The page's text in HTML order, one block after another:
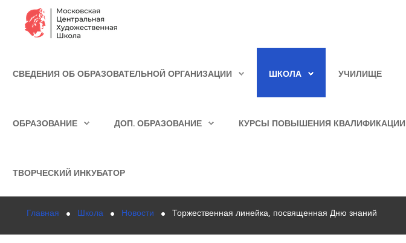
Образование
СВЕДЕНИЯ ОБ ОБРАЗОВАТЕЛЬНОЙ ОРГАНИЗАЦИИ ШКОЛА УЧИЛИЩЕ
ОБРАЗОВАНИЕ ДОП. ОБРАЗОВАНИЕ КУРСЫ ПОВЫШЕНИЯ КВАЛИФИКАЦИИ
ТВОРЧЕСКИЙ ИНКУБАТОР
Главная Школа Новости Торжественная линейка, посвященная Дню знаний